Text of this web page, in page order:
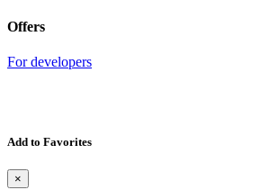
Offers
For developers
Add to Favorites
×